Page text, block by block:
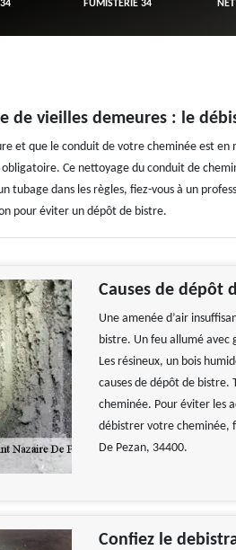
FUMISTERIE 34
de vieilles demeures : le
et que le conduit de votre cheminée est
Ce nettoyage du conduit de
tubage dans les règles, fiez-vous à un
pour éviter un dépôt de bistre.
Causes de dépôt
Une amenée d’air
bistre. Un feu allumé avec
Les résineux, un bois
causes de dépôt de bistre.
cheminée. Pour éviter les
débistrer votre cheminée,
De Pezan, 34400.
Confiez le